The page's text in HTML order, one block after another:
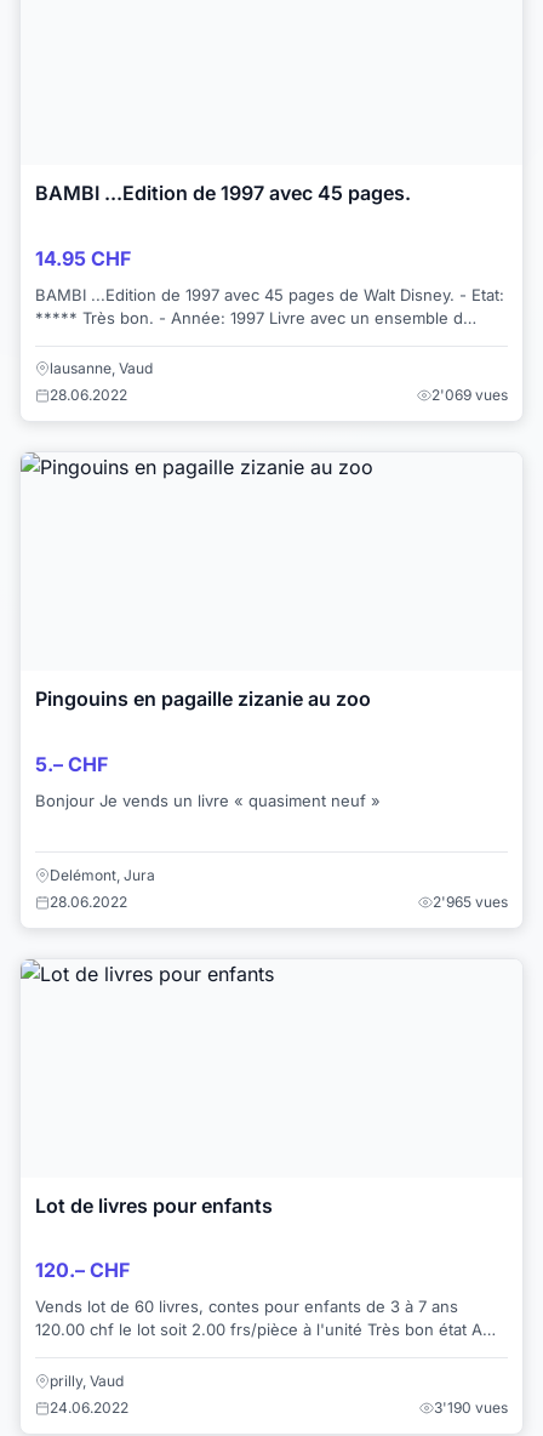
BAMBI ...Edition de 1997 avec 45 pages.
14.95 CHF
BAMBI ...Edition de 1997 avec 45 pages de Walt Disney. - Etat:
***** Très bon. - Année: 1997 Livre avec un ensemble d
lausanne, Vaud
28.06.2022
2'069 vues
Pingouins en pagaille zizanie au zoo
5.– CHF
Bonjour Je vends un livre « quasiment neuf »
Delémont, Jura
28.06.2022
2'965 vues
Lot de livres pour enfants
120.– CHF
Vends lot de 60 livres, contes pour enfants de 3 à 7 ans
120.00 chf le lot soit 2.00 frs/pièce à l'unité Très bon état A
venir chercher à mon d...
prilly, Vaud
24.06.2022
3'190 vues